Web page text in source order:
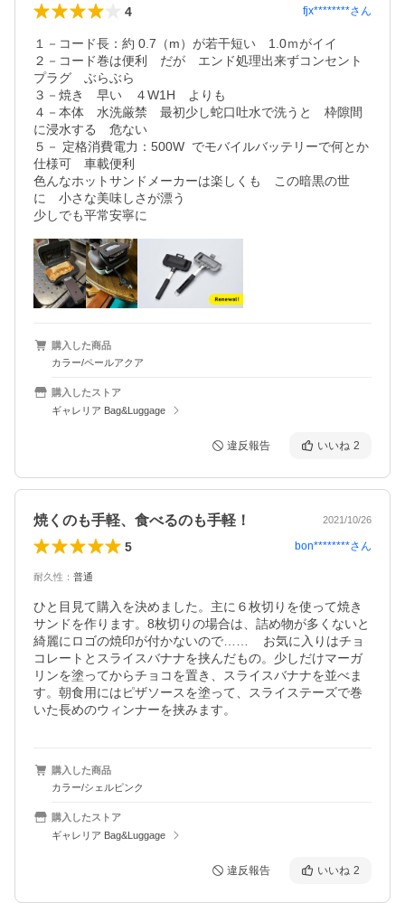
4 fjx********さん
１－コード長：約 0.7（m）が若干短い　1.0ｍがイイ
２－コード巻は便利　だが　エンド処理出来ずコンセント
プラグ　ぶらぶら
３－焼き　早い　４W1H　よりも
４－本体　水洗厳禁　最初少し蛇口吐水で洗うと　枠隙間
に浸水する　危ない
５－ 定格消費電力：500W  でモバイルバッテリーで何とか
仕様可　車載便利
色んなホットサンドメーカーは楽しくも　この暗黒の世
に　小さな美味しさが漂う
少しでも平常安寧に
購入した商品
カラー/ペールアクア
購入したストア
ギャレリア Bag&Luggage
違反報告 いいね 2
焼くのも手軽、食べるのも手軽！ 2021/10/26
5 bon********さん
耐久性 ： 普通
ひと目見て購入を決めました。主に６枚切りを使って焼き
サンドを作ります。8枚切りの場合は、詰め物が多くないと
綺麗にロゴの焼印が付かないので……    お気に入りはチョ
コレートとスライスバナナを挟んだもの。少しだけマーガ
リンを塗ってからチョコを置き、スライスバナナを並べま
す。朝食用にはピザソースを塗って、スライステーズで巻
いた長めのウィンナーを挟みます。
購入した商品
カラー/シェルピンク
購入したストア
ギャレリア Bag&Luggage
違反報告 いいね 2